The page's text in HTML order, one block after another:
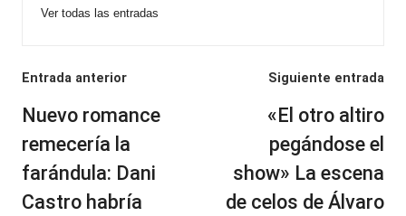
Ver todas las entradas
Navegación
de
entradas
Entrada anterior
Nuevo romance
remecería la
farándula: Dani
Castro habría
Siguiente entrada
«El otro altiro
pegándose el
show» La escena
de celos de Álvaro